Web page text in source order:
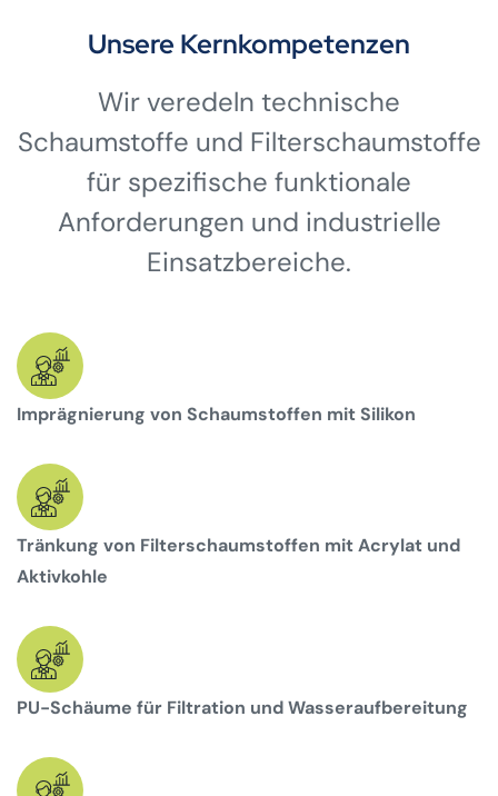
Unsere Kernkompetenzen
Wir veredeln technische
Schaumstoffe und Filterschaumstoffe
für spezifische funktionale
Anforderungen und industrielle
Einsatzbereiche.
Imprägnierung von Schaumstoffen mit Silikon
Tränkung von Filterschaumstoffen mit Acrylat und
Aktivkohle
PU-Schäume für Filtration und Wasseraufbereitung